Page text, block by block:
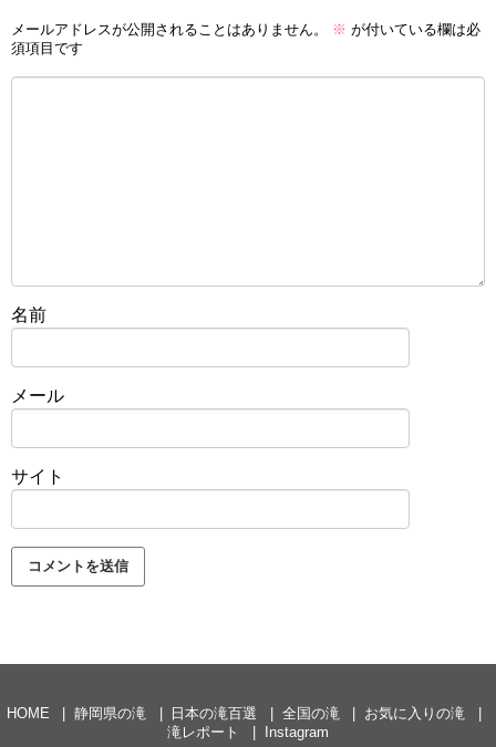
メールアドレスが公開されることはありません。 ※ が付いている欄は必
須項目です
名前
メール
サイト
HOME 静岡県の滝 日本の滝百選 全国の滝
お気に入りの滝
滝レポート
Instagram